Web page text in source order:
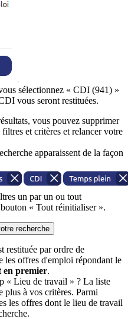
sélectionnez « CDI (941) »
vous seront restituées.
vous pouvez supprimer
et critères et relancer votre
apparaissent de la façon
un par un ou tout
« Tout réinitialiser ».
recherche
restituée par ordre de
les offres d'emploi répondant le
en premier.
« Lieu de travail » ? La liste
plus à vos critères. Parmi
les offres dont le lieu de travail